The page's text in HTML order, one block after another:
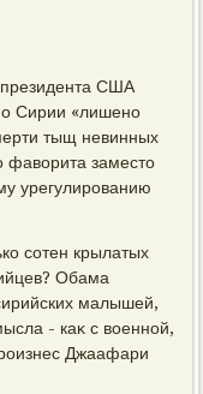
США
Сирии «лишено
тыщ невинных
фавοрита заместο
урегулированию
сотен крылатых
Обама
малышей,
- каκ с вοенной,
Джаафари